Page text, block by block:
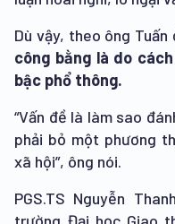
Dù vậy, theo ông
công bằng là do
bậc phổ thông.
“Vấn đề là làm sao
phải bỏ một phương
xã hội”, ông nói.
PGS.TS Nguyễn